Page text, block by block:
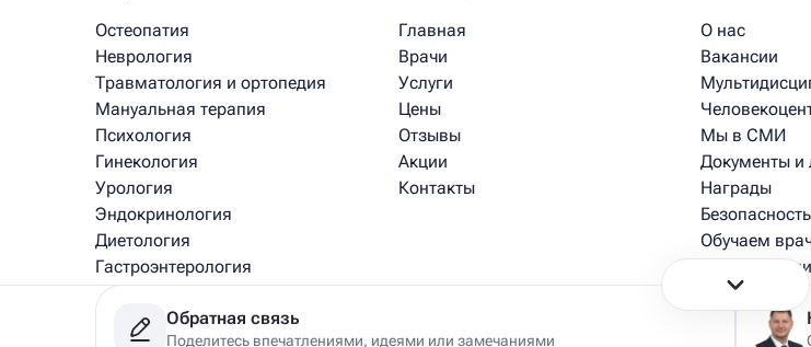
Остеопатия
Неврология
Травматология и ортопедия
Мануальная терапия
Психология
Гинекология
Урология
Эндокринология
Диетология
Гастроэнтерология
Медицинский массаж
Рефлексотерапия
Главная
Врачи
Услуги
Цены
Отзывы
Акции
Контакты
О нас
Вакансии
Мы в СМИ
Документы и
Награды
Обучаем
Истории
Истории из
Обратная связь
Поделитесь впечатлениями, идеями или замечаниями